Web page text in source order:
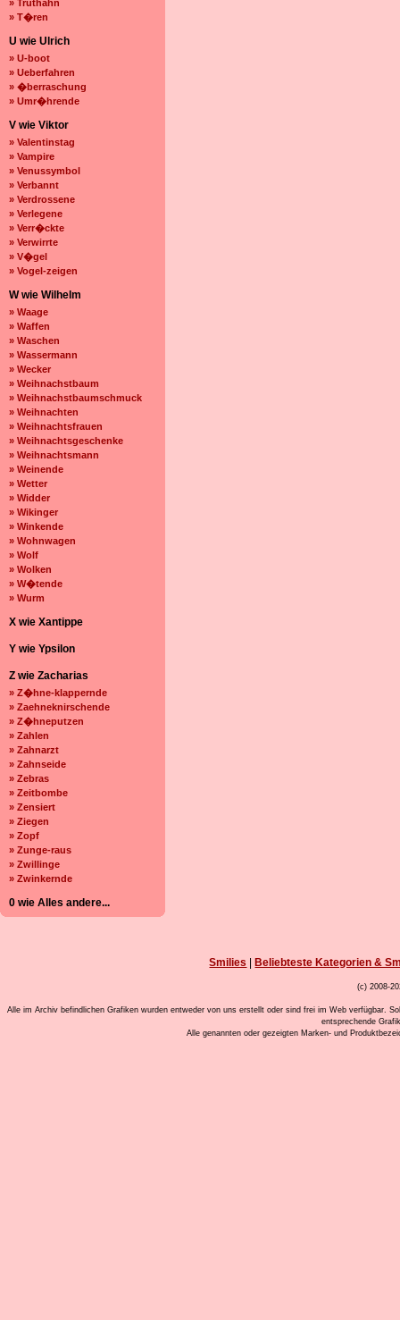
» Truthahn
» T�ren
U wie Ulrich
» U-boot
» Ueberfahren
» �berraschung
» Umr�hrende
V wie Viktor
» Valentinstag
» Vampire
» Venussymbol
» Verbannt
» Verdrossene
» Verlegene
» Verr�ckte
» Verwirrte
» V�gel
» Vogel-zeigen
W wie Wilhelm
» Waage
» Waffen
» Waschen
» Wassermann
» Wecker
» Weihnachstbaum
» Weihnachstbaumschmuck
» Weihnachten
» Weihnachtsfrauen
» Weihnachtsgeschenke
» Weihnachtsmann
» Weinende
» Wetter
» Widder
» Wikinger
» Winkende
» Wohnwagen
» Wolf
» Wolken
» W�tende
» Wurm
X wie Xantippe
Y wie Ypsilon
Z wie Zacharias
» Z�hne-klappernde
» Zaehneknirschende
» Z�hneputzen
» Zahlen
» Zahnarzt
» Zahnseide
» Zebras
» Zeitbombe
» Zensiert
» Ziegen
» Zopf
» Zunge-raus
» Zwillinge
» Zwinkernde
0 wie Alles andere...
Smilies Beliebteste Kategorien &
(c) 2008-
Alle im Archiv befindlichen Grafiken wurden entweder von uns erstellt oder sind frei im Web verfügbar.
entsprechende
Alle genannten oder gezeigten Marken- und